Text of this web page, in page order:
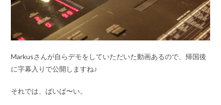
Markusさんが自らデモをしていただいた動画あるので、帰国後
に字幕入りで公開しますね♪
それでは、ばいば〜い。